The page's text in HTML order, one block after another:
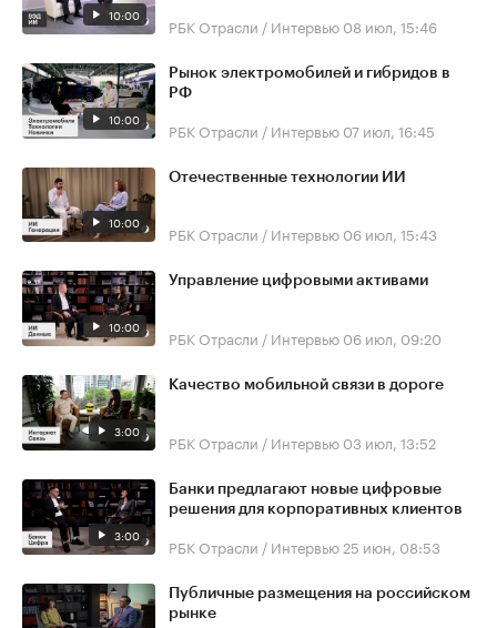
10:00 РБК Отрасли / Интервью 08 июл, 15:46
10:00
Рынок электромобилей и гибридов в
РФ
РБК Отрасли / Интервью 07 июл, 16:45
10:00
Отечественные технологии ИИ
РБК Отрасли / Интервью 06 июл, 15:43
10:00
Управление цифровыми активами
РБК Отрасли / Интервью 06 июл, 09:20
3:00
Качество мобильной связи в дороге
РБК Отрасли / Интервью 03 июл, 13:52
3:00
Банки предлагают новые цифровые
решения для корпоративных клиентов
РБК Отрасли / Интервью 25 июн, 08:53
Публичные размещения на российском
рынке